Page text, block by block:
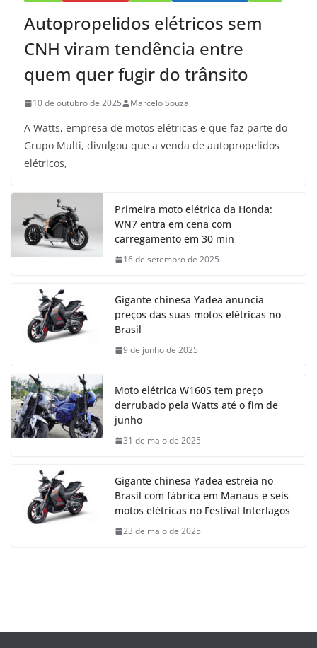
Autopropelidos elétricos sem
CNH viram tendência entre
quem quer fugir do trânsito
10 de outubro de 2025 Marcelo Souza
A Watts, empresa de motos elétricas e que faz parte do
Grupo Multi, divulgou que a venda de autopropelidos
elétricos,
Primeira moto elétrica da Honda:
WN7 entra em cena com
carregamento em 30 min
16 de setembro de 2025
Gigante chinesa Yadea anuncia
preços das suas motos elétricas no
Brasil
9 de junho de 2025
Moto elétrica W160S tem preço
derrubado pela Watts até o fim de
junho
31 de maio de 2025
Gigante chinesa Yadea estreia no
Brasil com fábrica em Manaus e seis
motos elétricas no Festival Interlagos
23 de maio de 2025